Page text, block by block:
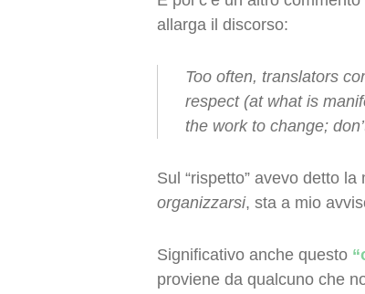
allarga il discorso:
Too often, translators
respect (at what is
the work to change;
Sul “rispetto” avevo detto
organizzarsi, sta a mio
Significativo anche questo
proviene da qualcuno che